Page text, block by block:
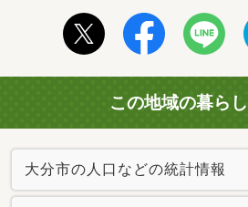
この地域の暮ら
大分市の人口などの統計情報